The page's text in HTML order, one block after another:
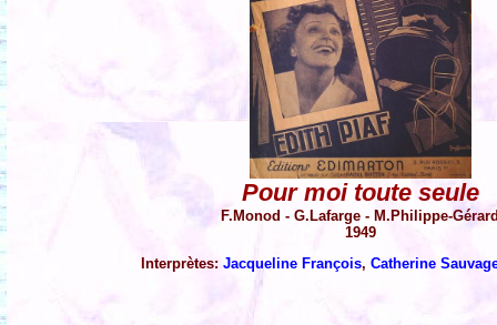
Pour moi toute seule
F.Monod - G.Lafarge - M.Philippe-
1949
Interprètes: Jacqueline François, Catherine